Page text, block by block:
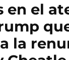
en el
la